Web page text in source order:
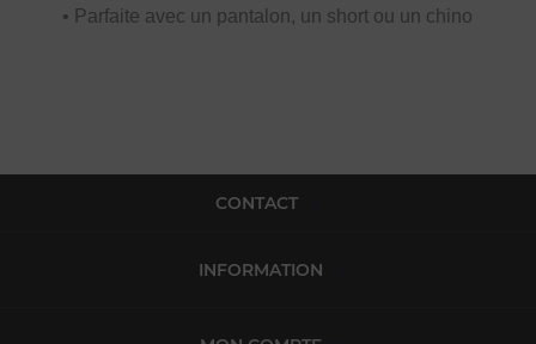
• Parfaite avec un pantalon, un short ou un chino
CONTACT
INFORMATION